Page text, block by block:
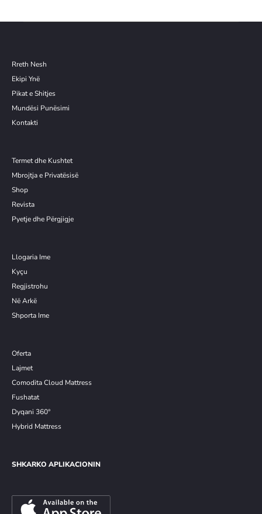
Rreth Nesh
Ekipi Ynë
Pikat e Shitjes
Mundësi Punësimi
Kontakti
Termet dhe Kushtet
Mbrojtja e Privatësisë
Shop
Revista
Pyetje dhe Përgjigje
Llogaria Ime
Kyçu
Regjistrohu
Në Arkë
Shporta Ime
Oferta
Lajmet
Comodita Cloud Mattress
Fushatat
Dyqani 360°
Hybrid Mattress
SHKARKO APLIKACIONIN